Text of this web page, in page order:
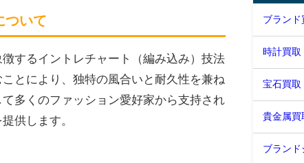
ついて
するイントレチャート（編み込み）技法
とにより、独特の風合いと耐久性を兼ね
多くのファッション愛好家から支持され
供します。
ブランド
時計買取
宝石買取
貴金属
ブランド